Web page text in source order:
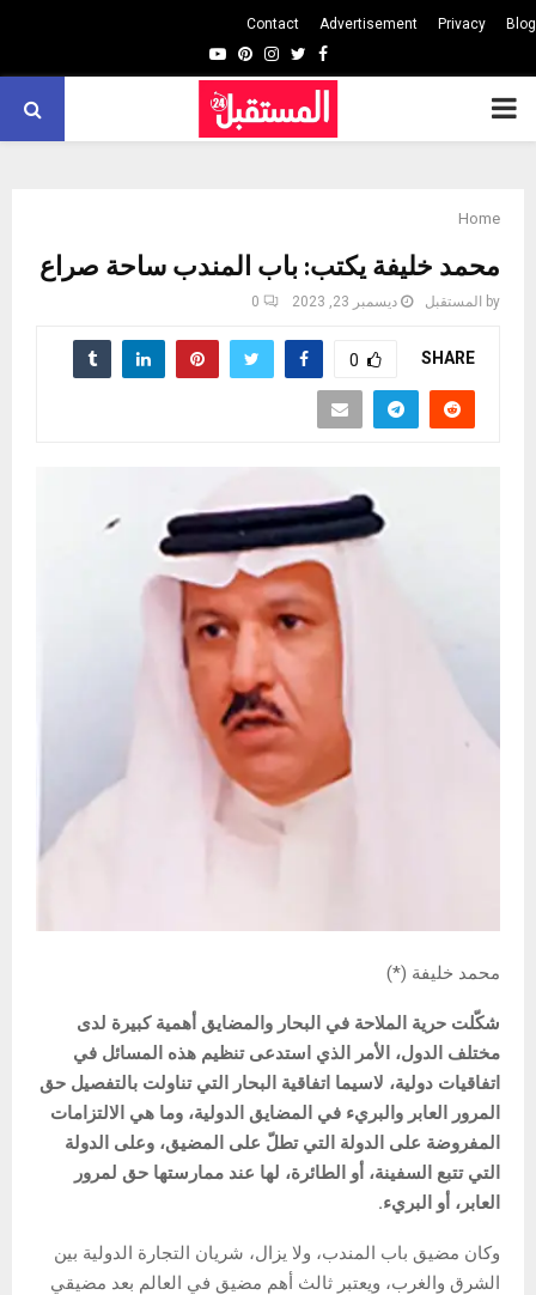
Blog
Privacy
Advertisement
Contact
Facebook
Twitter
Instagram
Pinterest
Youtube
PRIMARY
Home
محمد خليفة يكتب: باب المندب ساحة صراع
by المستقبل ديسمبر 23, 2023 0
SHARE
0
محمد خليفة (*)
شكّلت حرية الملاحة في البحار والمضايق أهمية كبيرة لدى
مختلف الدول، الأمر الذي استدعى تنظيم هذه المسائل في
اتفاقيات دولية، لاسيما اتفاقية البحار التي تناولت بالتفصيل حق
المرور العابر والبريء في المضايق الدولية، وما هي الالتزامات
المفروضة على الدولة التي تطلّ على المضيق، وعلى الدولة
التي تتبع السفينة، أو الطائرة، لها عند ممارستها حق لمرور
العابر، أو البريء.
وكان مضيق باب المندب، ولا يزال، شريان التجارة الدولية بين
الشرق والغرب، ويعتبر ثالث أهم مضيق في العالم بعد مضيقي